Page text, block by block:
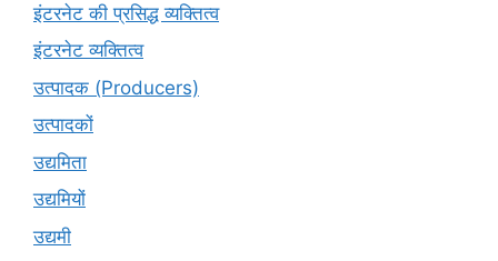
इंटरनेट की प्रसिद्ध व्यक्तित्व
इंटरनेट व्यक्तित्व
उत्पादक (Producers)
उत्पादकों
उद्यमिता
उद्यमियों
उद्यमी